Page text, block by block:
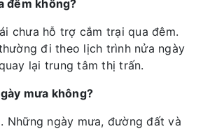
đêm không?
chưa hỗ trợ cắm trại qua đêm.
đi theo lịch trình nửa ngày
lại trung tâm thị trấn.
mưa không?
Những ngày mưa, đường đất và